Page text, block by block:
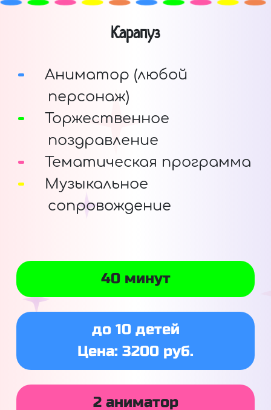
Карапуз
Аниматор (любой
персонаж)
Торжественное
поздравление
Тематическая программа
Музыкальное
сопровождение
40 минут
до 10 детей
Цена: 3200 руб.
2 аниматор